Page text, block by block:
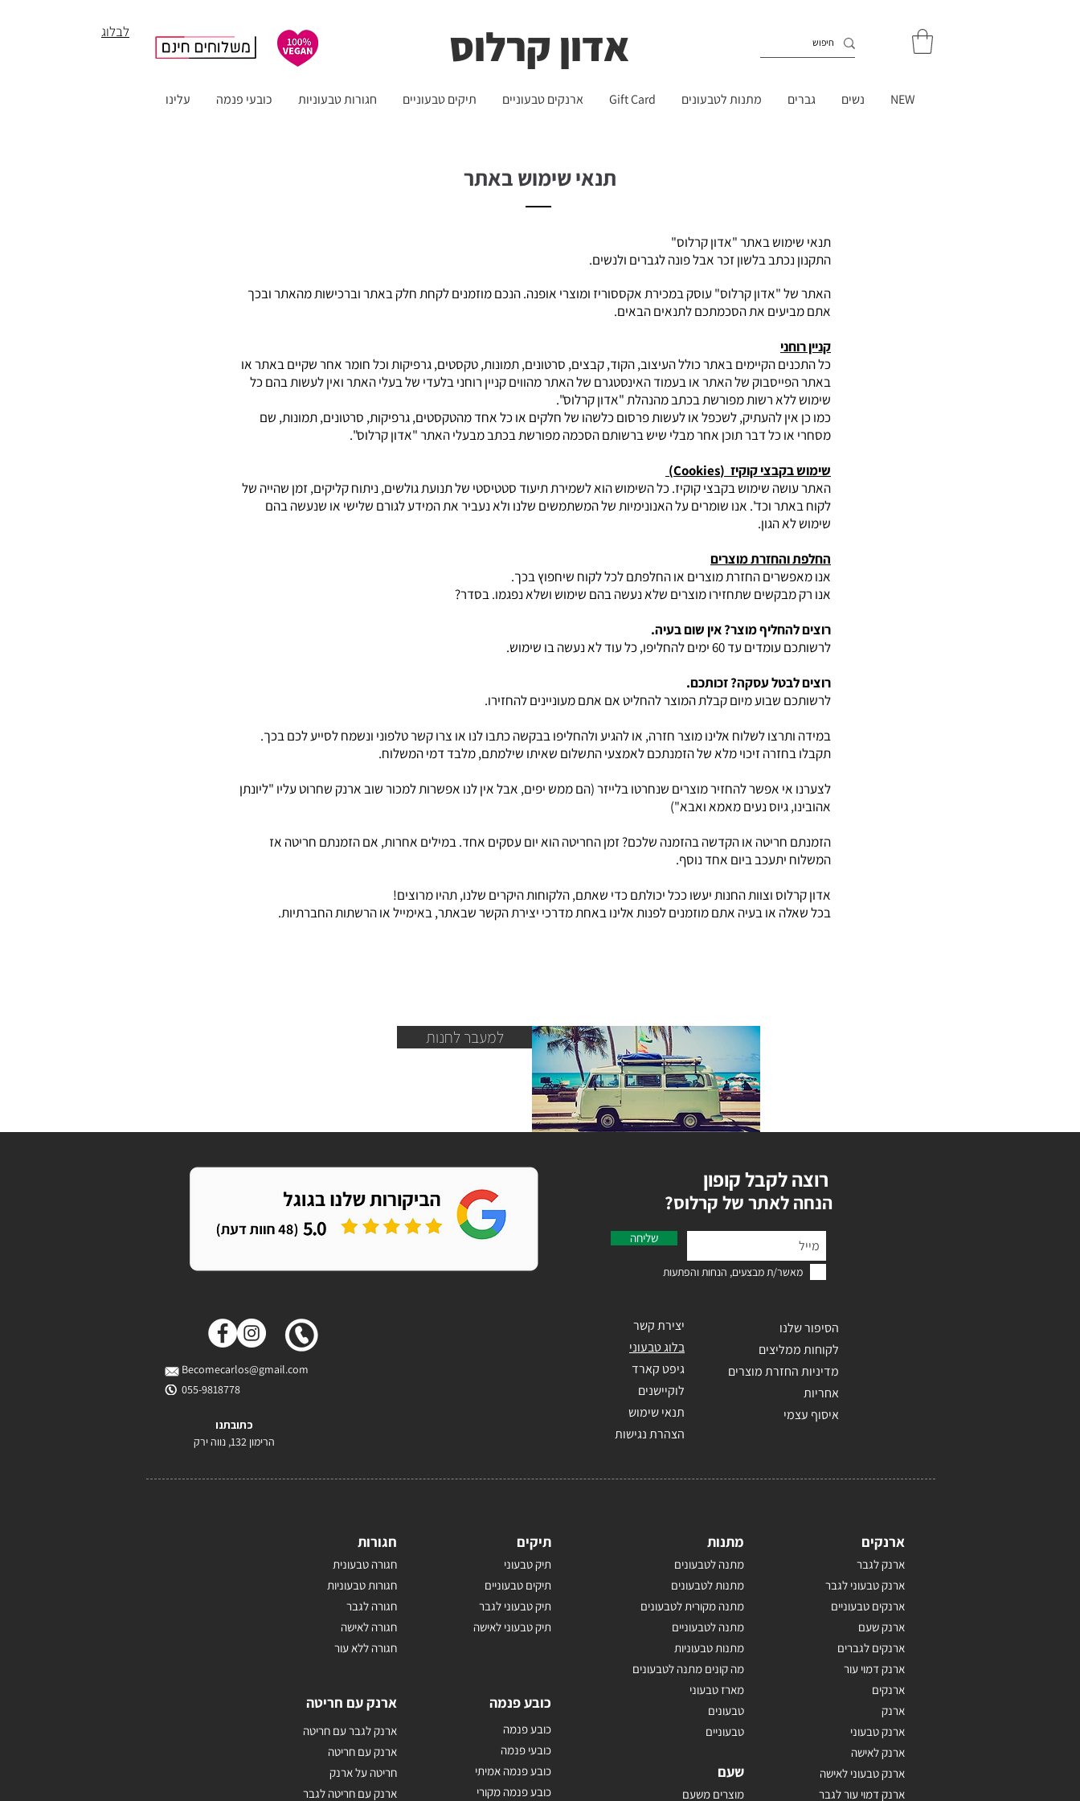
לבלוג אדון קרלוס
NEW נשים גברים מתנות לטבעונים Gift Card ארנקים טבעוניים תיקים טבעוניים חגורות טבעוניות כובעי פנמה עלינו
תנאי שימוש באתר
תנאי שימוש באתר "אדון קרלוס"
התקנון נכתב בלשון זכר אבל פונה לגברים ולנשים.
האתר של "אדון קרלוס" עוסק במכירת אקססוריז ומוצרי אופנה. הנכם מוזמנים לקחת חלק באתר וברכישות מהאתר ובכך
אתם מביעים את הסכמתכם לתנאים הבאים.
קניין רוחני
כל התכנים הקיימים באתר כולל העיצוב, הקוד, קבצים, סרטונים, תמונות, טקסטים, גרפיקות וכל חומר אחר שקיים באתר או
באתר הפייסבוק של האתר או בעמוד האינסטגרם של האתר מהווים קניין רוחני בלעדי של בעלי האתר ואין לעשות בהם כל
שימוש ללא רשות מפורשת בכתב מהנהלת "אדון קרלוס".
כמו כן אין להעתיק, לשכפל או לעשות פרסום כלשהו של חלקים או כל אחד מהטקסטים, גרפיקות, סרטונים, תמונות, שם
מסחרי או כל דבר תוכן אחר מבלי שיש ברשותם הסכמה מפורשת בכתב מבעלי האתר "אדון קרלוס".
שימוש בקבצי קוקיז (Cookies)
האתר עושה שימוש בקבצי קוקיז. כל השימוש הוא לשמירת תיעוד סטטיסטי של תנועת גולשים, ניתוח קליקים, זמן שהייה של
לקוח באתר וכד'. אנו שומרים על האנונימיות של המשתמשים שלנו ולא נעביר את המידע לגורם שלישי או שנעשה בהם
שימוש לא הגון.
החלפת והחזרת מוצרים
אנו מאפשרים החזרת מוצרים או החלפתם לכל לקוח שיחפוץ בכך.
אנו רק מבקשים שתחזירו מוצרים שלא נעשה בהם שימוש ושלא נפגמו. בסדר?
רוצים להחליף מוצר? אין שום בעיה.
לרשותכם עומדים עד 60 ימים להחליפו, כל עוד לא נעשה בו שימוש.
רוצים לבטל עסקה? זכותכם.
לרשותכם שבוע מיום קבלת המוצר להחליט אם אתם מעוניינים להחזירו.
במידה ותרצו לשלוח אלינו מוצר חזרה, או להגיע ולהחליפו בבקשה כתבו לנו או צרו קשר טלפוני ונשמח לסייע לכם בכך.
תקבלו בחזרה זיכוי מלא של הזמנתכם לאמצעי התשלום שאיתו שילמתם, מלבד דמי המשלוח.
לצערנו אי אפשר להחזיר מוצרים שנחרטו בלייזר (הם ממש יפים, אבל אין לנו אפשרות למכור שוב ארנק שחרוט עליו "ליונתן
אהובינו, גיוס נעים מאמא ואבא")
​הזמנתם חריטה או הקדשה בהזמנה שלכם? זמן החריטה הוא יום עסקים אחד. במילים אחרות, אם הזמנתם חריטה אז
המשלוח יתעכב ביום אחד נוסף.
אדון קרלוס וצוות החנות יעשו ככל יכולתם כדי שאתם, הלקוחות היקרים שלנו, תהיו מרוצים!
בכל שאלה או בעיה אתם מוזמנים לפנות אלינו באחת מדרכי יצירת הקשר שבאתר, באימייל או הרשתות החברתיות.
למעבר לחנות
Becomecarlos@gmail.com
055-9818778
כתובתנו
הרימון 132, נווה ירק
רוצה לקבל קופון
?הנחה לאתר של קרלוס
שליחה
מאשר/ת מבצעים, הנחות והפתעות
יצירת קשר
בלוג טבעוני
גיפט קארד
לוקיישנים
תנאי שימוש
הצהרת נגישות
הסיפור שלנו
לקוחות ממליצים
מדיניות החזרת מוצרים
אחריות
איסוף עצמי
חגורות
חגורה טבעונית
חגורות טבעוניות
חגורה לגבר
חגורה לאישה
חגורה ללא עור
תיקים
תיק טבעוני
תיקים טבעוניים
תיק טבעוני לגבר
תיק טבעוני לאישה
ארנק עם חריטה
ארנק לגבר עם חריטה
ארנק עם חריטה
חריטה על ארנק
ארנק עם חריטה לגבר
כובע פנמה
כובע פנמה
כובעי פנמה
כובע פנמה אמיתי
כובע פנמה מקורי
מתנות
מתנה לטבעונים
מתנות לטבעונים
מתנה מקורית לטבעונים
מתנה לטבעוניים
מתנות טבעוניות
מה קונים מתנה לטבעונים
מארז טבעוני
טבעונים
טבעוניים
שעם
מוצרים משעם
ארנקים
ארנק לגבר
ארנק טבעוני לגבר
ארנקים טבעוניים
ארנק שעם
ארנקים לגברים
ארנק דמוי עור
ארנקים
ארנק
ארנק טבעוני
ארנק לאישה
ארנק טבעוני לאישה
ארנק דמוי עור לגבר